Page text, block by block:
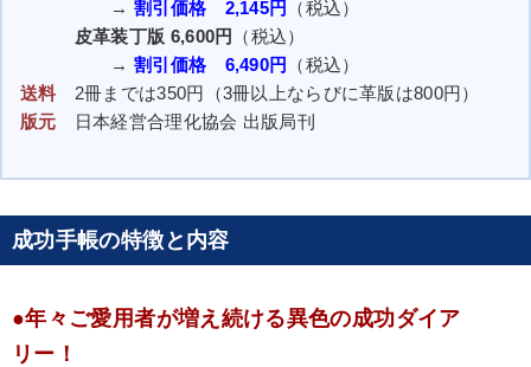
→割引価格 2,145円
（税込）
皮革装丁版 6,600円
（税込）
→割引価格 6,490円
（税込）
送料 2冊までは350円（3冊以上ならびに革版は800円）
版元 日本経営合理化協会 出版局刊
成功手帳の特徴と内容
●年々ご愛用者が増え続ける異色の成功ダイア
リー！